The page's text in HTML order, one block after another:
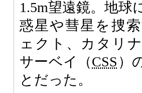
1.5m望遠鏡。地球
惑星や彗星を捜
ェクト、カタリ
サーベイ（CSS ）
とだった。